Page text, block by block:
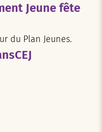
Jeune fête
du Plan Jeunes.